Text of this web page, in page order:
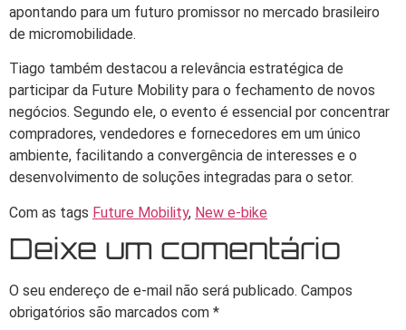
apontando para um futuro promissor no mercado brasileiro
de micromobilidade.
Tiago também destacou a relevância estratégica de
participar da Future Mobility para o fechamento de novos
negócios. Segundo ele, o evento é essencial por concentrar
compradores, vendedores e fornecedores em um único
ambiente, facilitando a convergência de interesses e o
desenvolvimento de soluções integradas para o setor.
Com as tags Future Mobility, New e-bike
Deixe um comentário
O seu endereço de e-mail não será publicado. Campos
obrigatórios são marcados com *